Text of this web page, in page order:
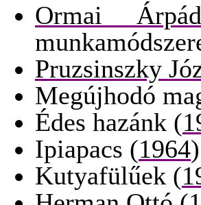
Ormai
Pruzsinszky
Megújhodó
Édes hazánk (
Ipiapacs (1964)
Kutyafülűek (